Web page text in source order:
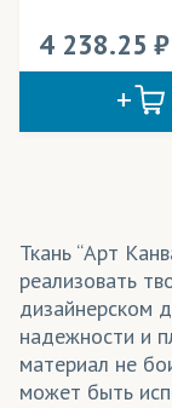
Спанбонд
Таффета
Флаг
Шифон
Эко Сатен
4 238.25
Ткань “Арт
реализовать
дизайнерском
надежности и
материал не
может быть